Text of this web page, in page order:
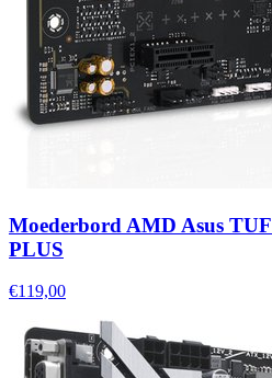
Moederbord AMD Asus
PLUS
€119,00